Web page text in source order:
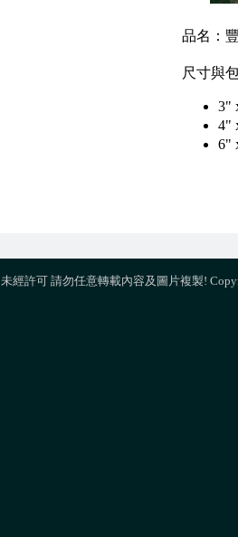
品名：
尺寸與
3"
4"
6"
未經許可 請勿任意轉載內容及圖片複製!